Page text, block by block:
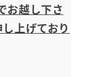
お越し下さ
上げており